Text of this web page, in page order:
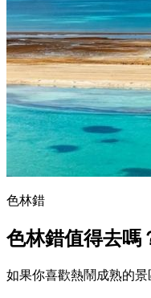
色林錯
色林錯值得去嗎
如果你喜歡熱鬧成熟的景